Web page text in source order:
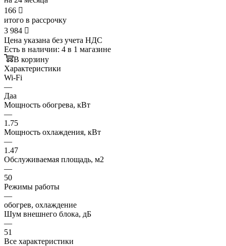
166 
итого в рассрочку
3 984 
Цена указана без учета НДС
Есть в наличии: 4 в 1 магазине
В корзину
Характеристики
Wi-Fi
—
Даа
Мощность обогрева, кВт
—
1.75
Мощность охлаждения, кВт
—
1.47
Обслуживаемая площадь, м2
—
50
Режимы работы
—
обогрев, охлаждение
Шум внешнего блока, дБ
—
51
Все характеристики